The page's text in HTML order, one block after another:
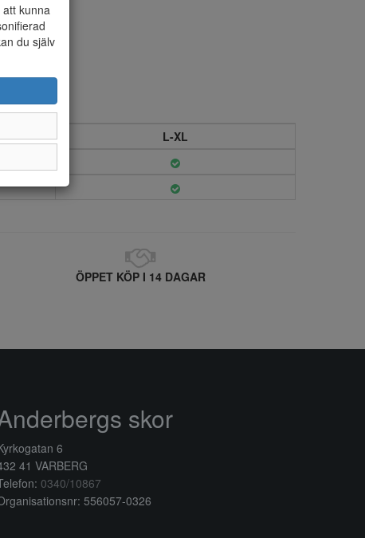
L-XL
ÖPPET KÖP I 14 DAGAR
kunna
du själv
skor
6
41 VARBERG
0340/10867
556057-0326